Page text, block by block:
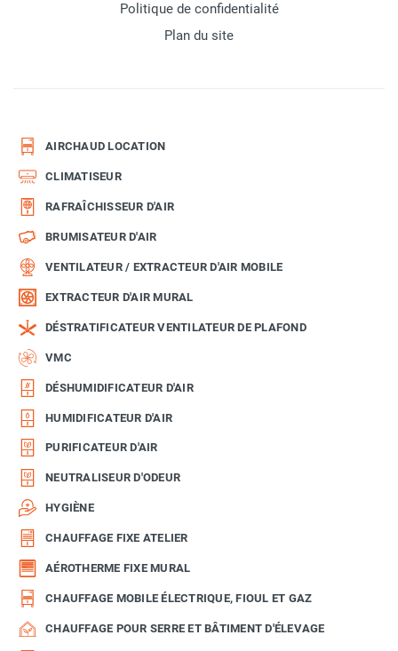
Politique de confidentialité
Plan du site
AIRCHAUD LOCATION
CLIMATISEUR
RAFRAÎCHISSEUR D'AIR
BRUMISATEUR D'AIR
VENTILATEUR / EXTRACTEUR D'AIR MOBILE
EXTRACTEUR D'AIR MURAL
DÉSTRATIFICATEUR VENTILATEUR DE PLAFOND
VMC
DÉSHUMIDIFICATEUR D'AIR
HUMIDIFICATEUR D'AIR
PURIFICATEUR D'AIR
NEUTRALISEUR D'ODEUR
HYGIÈNE
CHAUFFAGE FIXE ATELIER
AÉROTHERME FIXE MURAL
CHAUFFAGE MOBILE ÉLECTRIQUE, FIOUL ET GAZ
CHAUFFAGE POUR SERRE ET BÂTIMENT D'ÉLEVAGE